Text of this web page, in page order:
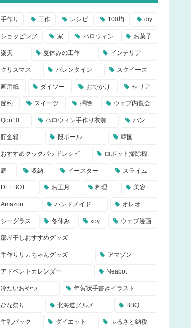
手作り 工作 レシピ 100均 diy
ショッピング 家 ハロウィン お菓子
楽天 夏休みの工作 インテリア
クリスマス バレンタイン スクイーズ
画用紙 ダイソー おでかけ セリア
節約 スイーツ 掃除 ウェブ内覧会
Qoo10 ハロウィン手作り衣装 パン
貯金箱 段ボール 韓国
おすすめクックパッドレシピ ロボット掃除機
庭 収納 イースター スライム
DEEBOT お正月 料理 美容
Amazon ハンドメイド オレオ
シーグラス 冬休み xoy ウェブ漫画
部屋干しおすすめグッズ
手作りリカちゃんグッズ アマゾン
アドベントカレンダー Neabot
冷たいおやつ 年賀状手書きイラスト
ひな祭り 北海道グルメ BBQ
牛乳パック ダイエット ふるさと納税